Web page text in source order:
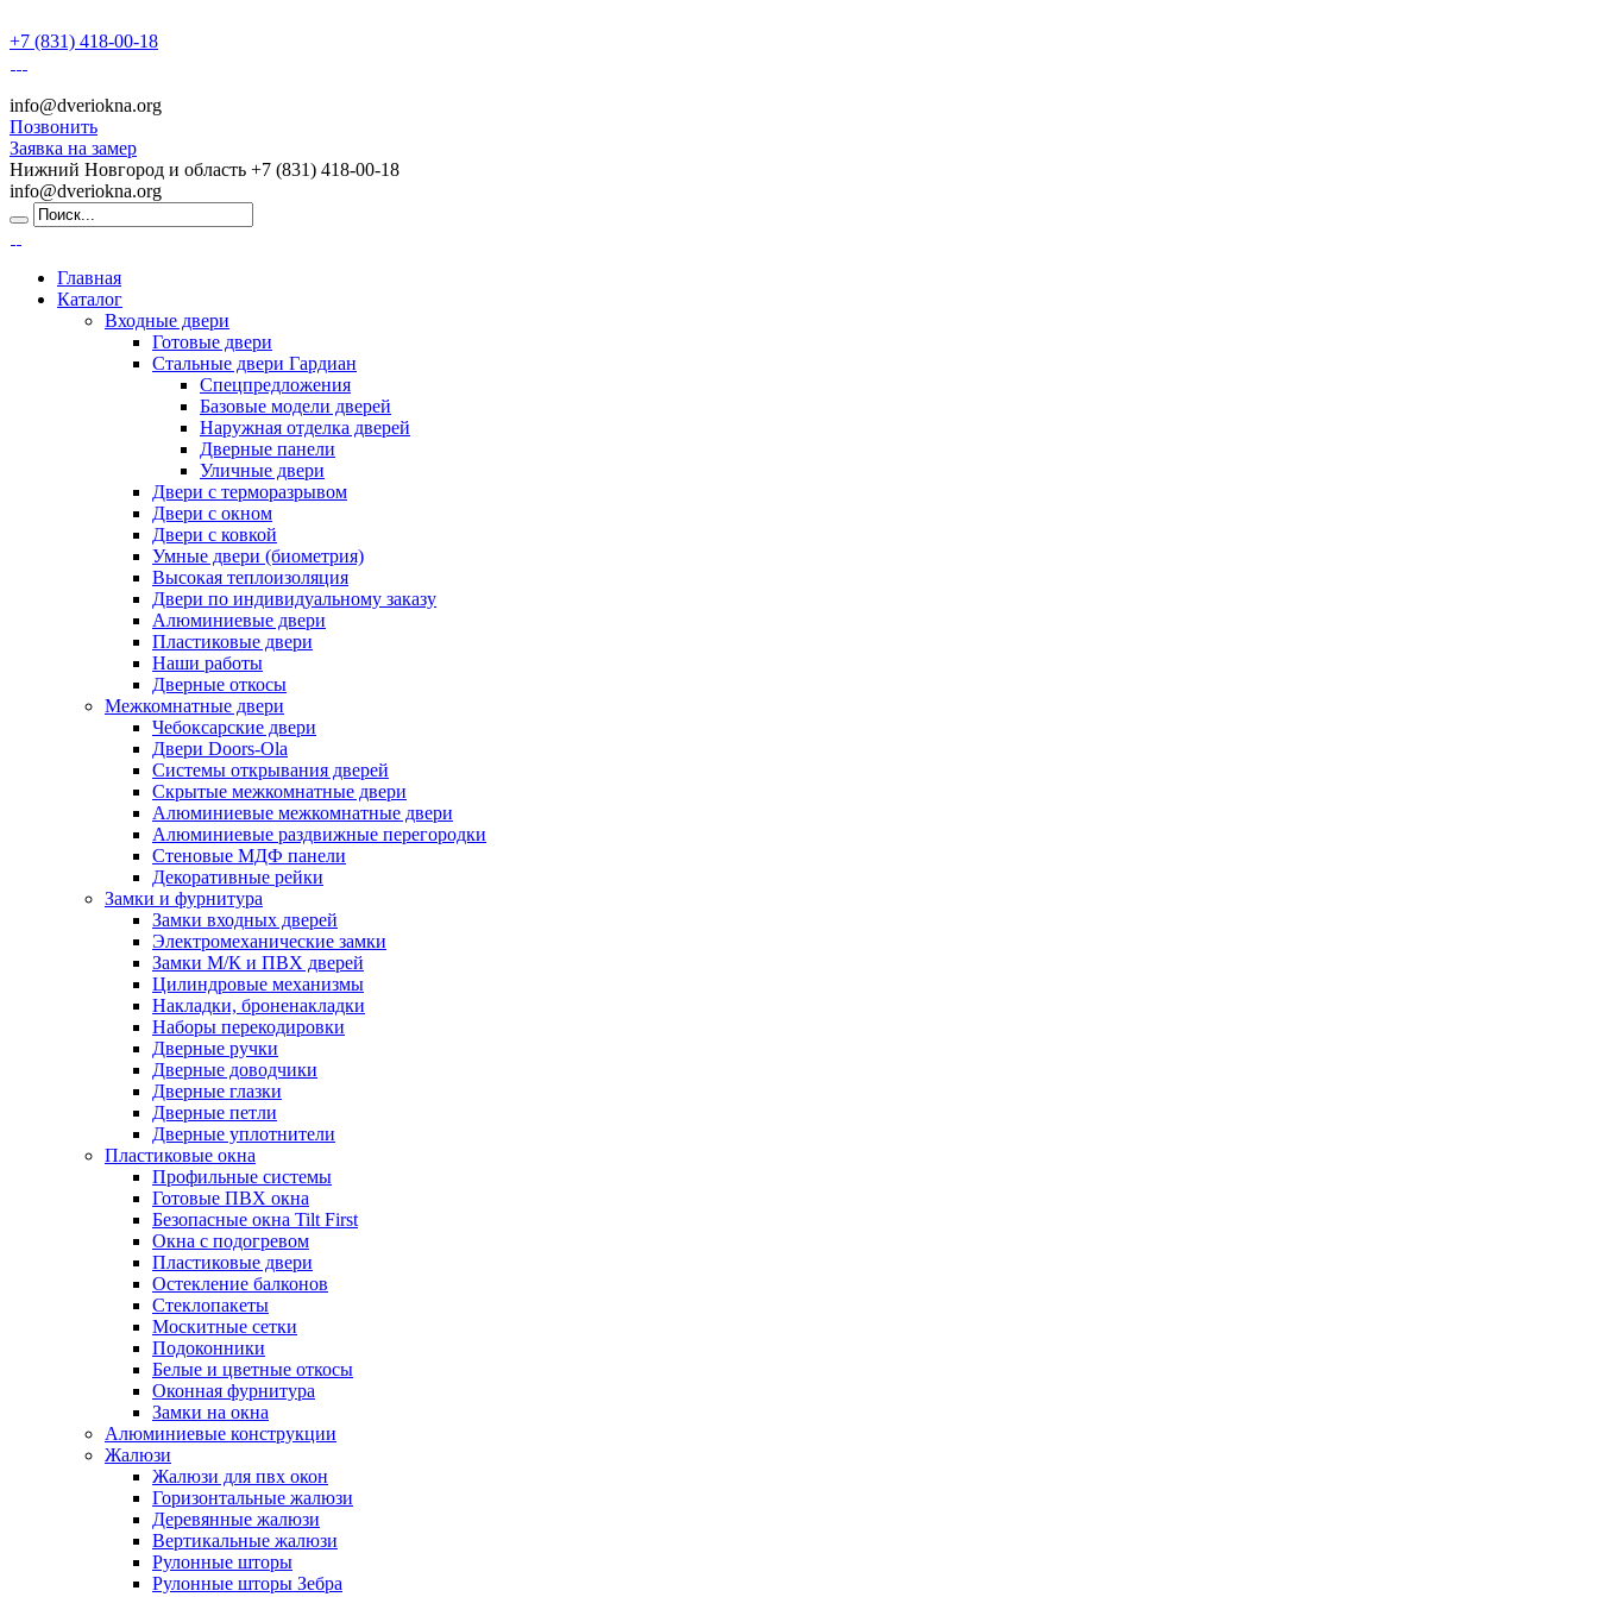
+7 (831) 418-00-18
info@dveriokna.org
Позвонить
Заявка на замер
Нижний Новгород и область +7 (831) 418-00-18
info@dveriokna.org
Главная
Каталог
Входные двери
Готовые двери
Стальные двери Гардиан
Спецпредложения
Базовые модели дверей
Наружная отделка дверей
Дверные панели
Уличные двери
Двери с терморазрывом
Двери с окном
Двери с ковкой
Умные двери (биометрия)
Высокая теплоизоляция
Двери по индивидуальному заказу
Алюминиевые двери
Пластиковые двери
Наши работы
Дверные откосы
Межкомнатные двери
Чебоксарские двери
Двери Doors-Ola
Системы открывания дверей
Скрытые межкомнатные двери
Алюминиевые межкомнатные двери
Алюминиевые раздвижные перегородки
Стеновые МДФ панели
Декоративные рейки
Замки и фурнитура
Замки входных дверей
Электромеханические замки
Замки М/К и ПВХ дверей
Цилиндровые механизмы
Накладки, броненакладки
Наборы перекодировки
Дверные ручки
Дверные доводчики
Дверные глазки
Дверные петли
Дверные уплотнители
Пластиковые окна
Профильные системы
Готовые ПВХ окна
Безопасные окна Tilt First
Окна с подогревом
Пластиковые двери
Остекление балконов
Стеклопакеты
Москитные сетки
Подоконники
Белые и цветные откосы
Оконная фурнитура
Замки на окна
Алюминиевые конструкции
Жалюзи
Жалюзи для пвх окон
Горизонтальные жалюзи
Деревянные жалюзи
Вертикальные жалюзи
Рулонные шторы
Рулонные шторы Зебра